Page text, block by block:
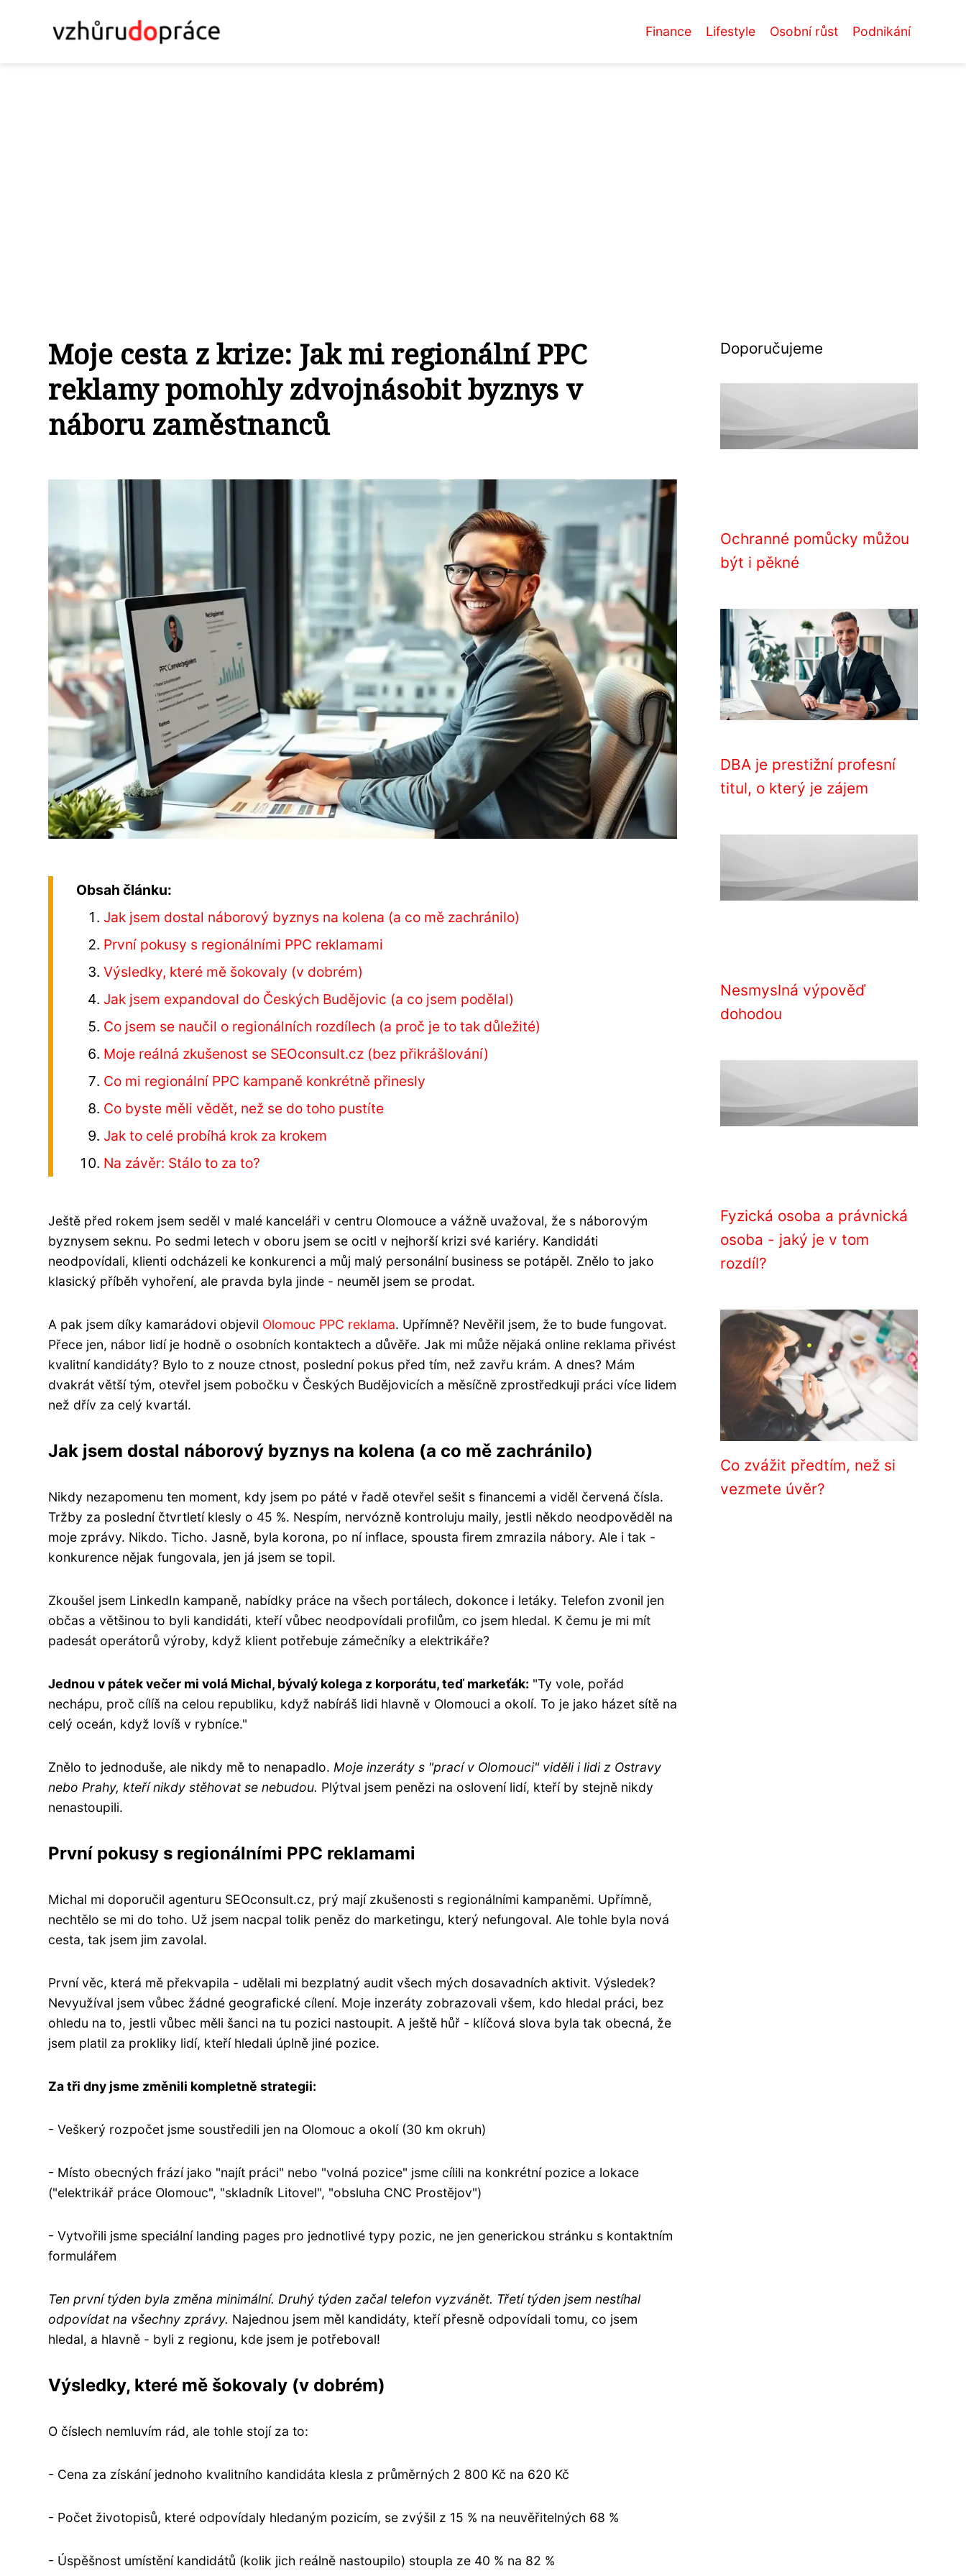
Finance Lifestyle Osobní růst Podnikání
Moje cesta z krize: Jak mi regionální PPC
reklamy pomohly zdvojnásobit byznys v
náboru zaměstnanců
Obsah článku:
Jak jsem dostal náborový byznys na kolena (a co mě zachránilo)
První pokusy s regionálními PPC reklamami
Výsledky, které mě šokovaly (v dobrém)
Jak jsem expandoval do Českých Budějovic (a co jsem podělal)
Co jsem se naučil o regionálních rozdílech (a proč je to tak důležité)
Moje reálná zkušenost se SEOconsult.cz (bez přikrášlování)
Co mi regionální PPC kampaně konkrétně přinesly
Co byste měli vědět, než se do toho pustíte
Jak to celé probíhá krok za krokem
Na závěr: Stálo to za to?
Ještě před rokem jsem seděl v malé kanceláři v centru Olomouce a vážně uvažoval, že s náborovým
byznysem seknu. Po sedmi letech v oboru jsem se ocitl v nejhorší krizi své kariéry. Kandidáti
neodpovídali, klienti odcházeli ke konkurenci a můj malý personální business se potápěl. Znělo to jako
klasický příběh vyhoření, ale pravda byla jinde - neuměl jsem se prodat.
A pak jsem díky kamarádovi objevil Olomouc PPC reklama. Upřímně? Nevěřil jsem, že to bude fungovat.
Přece jen, nábor lidí je hodně o osobních kontaktech a důvěře. Jak mi může nějaká online reklama přivést
kvalitní kandidáty? Bylo to z nouze ctnost, poslední pokus před tím, než zavřu krám. A dnes? Mám
dvakrát větší tým, otevřel jsem pobočku v Českých Budějovicích a měsíčně zprostředkuji práci více lidem
než dřív za celý kvartál.
Jak jsem dostal náborový byznys na kolena (a co mě zachránilo)
Nikdy nezapomenu ten moment, kdy jsem po páté v řadě otevřel sešit s financemi a viděl červená čísla.
Tržby za poslední čtvrtletí klesly o 45 %. Nespím, nervózně kontroluju maily, jestli někdo neodpověděl na
moje zprávy. Nikdo. Ticho. Jasně, byla korona, po ní inflace, spousta firem zmrazila nábory. Ale i tak -
konkurence nějak fungovala, jen já jsem se topil.
Zkoušel jsem LinkedIn kampaně, nabídky práce na všech portálech, dokonce i letáky. Telefon zvonil jen
občas a většinou to byli kandidáti, kteří vůbec neodpovídali profilům, co jsem hledal. K čemu je mi mít
padesát operátorů výroby, když klient potřebuje zámečníky a elektrikáře?
Jednou v pátek večer mi volá Michal, bývalý kolega z korporátu, teď markeťák: "Ty vole, pořád
nechápu, proč cílíš na celou republiku, když nabíráš lidi hlavně v Olomouci a okolí. To je jako házet sítě na
celý oceán, když lovíš v rybníce."
Znělo to jednoduše, ale nikdy mě to nenapadlo. Moje inzeráty s "prací v Olomouci" viděli i lidi z Ostravy
nebo Prahy, kteří nikdy stěhovat se nebudou. Plýtval jsem penězi na oslovení lidí, kteří by stejně nikdy
nenastoupili.
První pokusy s regionálními PPC reklamami
Michal mi doporučil agenturu SEOconsult.cz, prý mají zkušenosti s regionálními kampaněmi. Upřímně,
nechtělo se mi do toho. Už jsem nacpal tolik peněz do marketingu, který nefungoval. Ale tohle byla nová
cesta, tak jsem jim zavolal.
První věc, která mě překvapila - udělali mi bezplatný audit všech mých dosavadních aktivit. Výsledek?
Nevyužíval jsem vůbec žádné geografické cílení. Moje inzeráty zobrazovali všem, kdo hledal práci, bez
ohledu na to, jestli vůbec měli šanci na tu pozici nastoupit. A ještě hůř - klíčová slova byla tak obecná, že
jsem platil za prokliky lidí, kteří hledali úplně jiné pozice.
Za tři dny jsme změnili kompletně strategii:
- Veškerý rozpočet jsme soustředili jen na Olomouc a okolí (30 km okruh)
- Místo obecných frází jako "najít práci" nebo "volná pozice" jsme cílili na konkrétní pozice a lokace
("elektrikář práce Olomouc", "skladník Litovel", "obsluha CNC Prostějov")
- Vytvořili jsme speciální landing pages pro jednotlivé typy pozic, ne jen generickou stránku s kontaktním
formulářem
Ten první týden byla změna minimální. Druhý týden začal telefon vyzvánět. Třetí týden jsem nestíhal
odpovídat na všechny zprávy. Najednou jsem měl kandidáty, kteří přesně odpovídali tomu, co jsem
hledal, a hlavně - byli z regionu, kde jsem je potřeboval!
Výsledky, které mě šokovaly (v dobrém)
O číslech nemluvím rád, ale tohle stojí za to:
- Cena za získání jednoho kvalitního kandidáta klesla z průměrných 2 800 Kč na 620 Kč
- Počet životopisů, které odpovídaly hledaným pozicím, se zvýšil z 15 % na neuvěřitelných 68 %
- Úspěšnost umístění kandidátů (kolik jich reálně nastoupilo) stoupla ze 40 % na 82 %
Doporučujeme
Ochranné pomůcky můžou
být i pěkné
DBA je prestižní profesní
titul, o který je zájem
Nesmyslná výpověď
dohodou
Fyzická osoba a právnická
osoba - jaký je v tom
rozdíl?
Co zvážit předtím, než si
vezmete úvěr?